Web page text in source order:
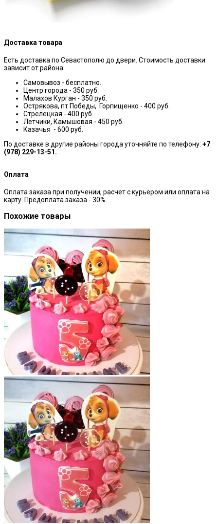
Доставка товара
Есть доставка по Севастополю до двери. Стоимость доставки
зависит от района:
Самовывоз - бесплатно.
Центр города - 350 руб.
Малахов Курган - 350 руб.
Острякова, пт Победы, Горпищенко - 400 руб.
Стрелецкая - 400 руб.
Летчики, Камышовая - 450 руб.
Казачья - 600 руб.
По доставке в другие районы города уточняйте по телефону: +7
(978) 229-13-51.
Оплата
Оплата заказа при получении, расчет с курьером или оплата на
карту. Предоплата заказа - 30%.
Похожие товары